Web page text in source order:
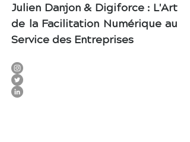
Julien Danjon & Digiforce : L'Art
de la Facilitation Numérique au
Service des Entreprises